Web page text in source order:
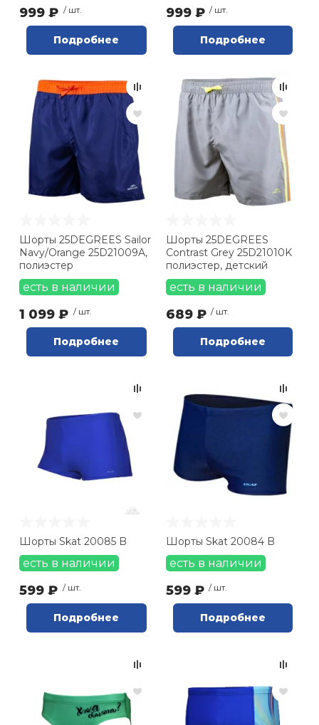
999 ₽ / шт.
Подробнее
999 ₽ / шт.
Подробнее
Шорты 25DEGREES Sailor
Navy/Orange 25D21009A,
полиэстер
есть в наличии
1 099 ₽ / шт.
Подробнее
Шорты 25DEGREES
Contrast Grey 25D21010K
полиэстер, детский
есть в наличии
689 ₽ / шт.
Подробнее
Шорты Skat 20085 B
есть в наличии
599 ₽ / шт.
Подробнее
Шорты Skat 20084 B
есть в наличии
599 ₽ / шт.
Подробнее